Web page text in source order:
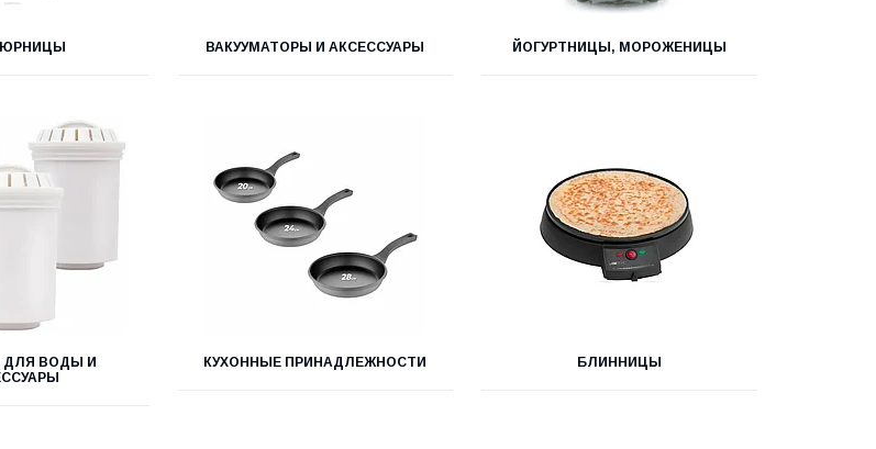
ВАКУУМАТОРЫ И АКСЕССУАРЫ ЙОГУРТНИЦЫ, МОРОЖЕНИЦЫ
ВОДЫ И
КУХОННЫЕ ПРИНАДЛЕЖНОСТИ БЛИННИЦЫ